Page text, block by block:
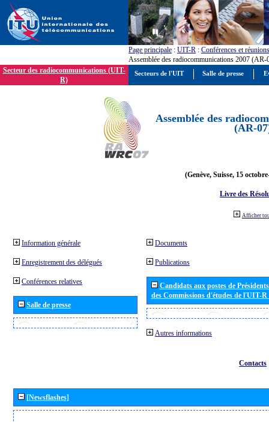
Page principale : UIT-R : Conférences et réunions
Assemblée des radiocommunications 2007 (AR-
Secteur des radiocommunications (UIT-
R)
Assemblée des
(AR-
(Genève, Suisse, 15
Livre des
Afficher
Information générale
Enregistrement des délégués
Conférences relatives
Salle de presse
Documents
Publications
Candidats aux postes de
des Commissions d'études de l'UIT-
Autres informations
Contacts
[Newsflashes]
Secteurs de l'UIT Salle de presse